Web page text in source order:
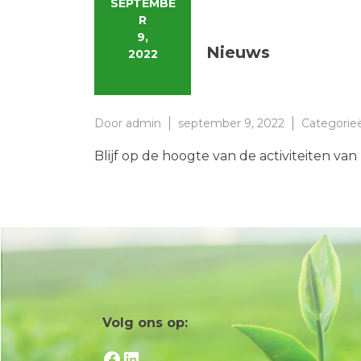
SEPTEMBE
R
9,
2022
Nieuws
Door admin september 9, 2022
Blijf op de hoogte van de activiteiten van
Volg ons op: